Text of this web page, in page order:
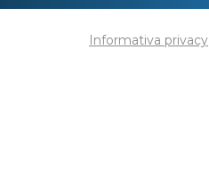
Informativa privacy